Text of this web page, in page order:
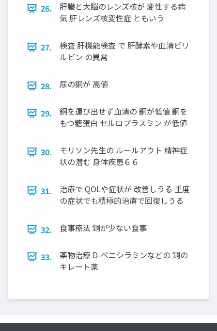
26.
肝臓と大脳のレンズ核が 変性する病
気 肝レンズ核変性症 ともいう
27.
検査 肝機能検査 で 肝酵素や血清ビリ
ルビン の異常
28. 尿の銅が 高値
29.
銅を運び出せず血清の 銅が低値 銅を
もつ糖蛋白 セルロプラスミン が低値
30.
モリソン先生の ルールアウト 精神症
状の潜む 身体疾患６６
31.
治療で QOLや症状が 改善しうる 重度
の症状でも積極的治療で回復しうる
32. 食事療法 銅が少ない食事
33.
薬物治療 D-ペニシラミンなどの 銅の
キレート薬